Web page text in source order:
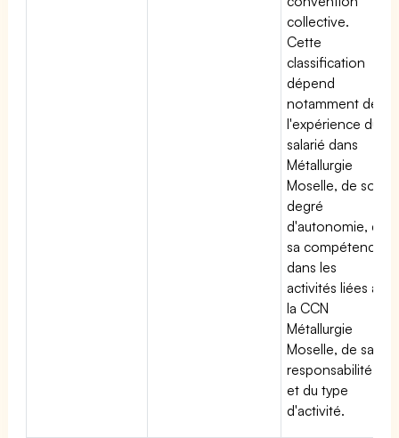
collective.
Cette
classification
dépend
notamment de
l'expérience du
salarié dans
Métallurgie
Moselle, de son
degré
d'autonomie, de
sa compétence
dans les
activités liées à
la CCN
Métallurgie
Moselle, de sa
responsabilité
et du type
d'activité.